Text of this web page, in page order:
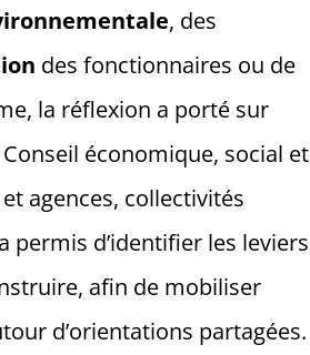
, des
des fonctionnaires ou de
la réflexion a porté sur
économique, social et
agences, collectivités
d’identifier les leviers
afin de mobiliser
d’orientations partagées.